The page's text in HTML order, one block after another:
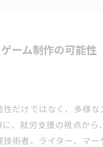
ーム制作の可能性
だけではなく、多様
、就労支援の視点か
術者、ライター、マ